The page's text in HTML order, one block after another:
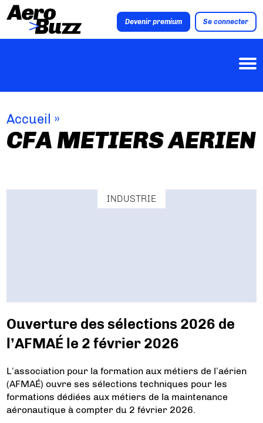
Devenir premium Se connecter
Accueil »
CFA METIERS AERIEN
INDUSTRIE
Ouverture des sélections 2026 de
l’AFMAÉ le 2 février 2026
L’association pour la formation aux métiers de l’aérien
(AFMAÉ) ouvre ses sélections techniques pour les
formations dédiées aux métiers de la maintenance
aéronautique à compter du 2 février 2026.